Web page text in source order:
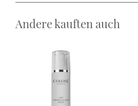
Andere kauften auch